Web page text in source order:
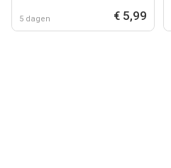
5 dagen € 5,99